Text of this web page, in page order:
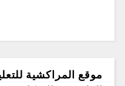
موقع المراكشية